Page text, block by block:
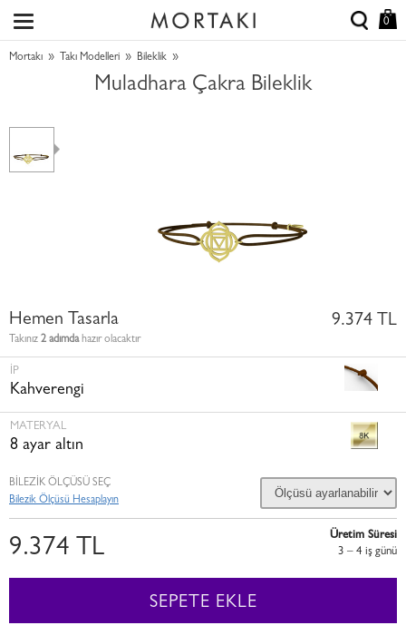
0
Mortakı » Takı Modelleri » Bileklik »
Muladhara Çakra Bileklik
Hemen Tasarla
Takınız 2 adımdahazır olacaktır
9.374 TL
İP
Kahverengi
MATERYAL
8 ayar altın
BİLEZİK ÖLÇÜSÜ SEÇ
Bilezik Ölçüsü Hesaplayın
9.374 TL
Üretim Süresi
3 – 4 i̇ş günü
SEPETE EKLE